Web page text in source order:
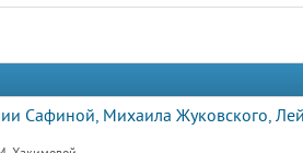
Сафиной, Михаила Жуковского,